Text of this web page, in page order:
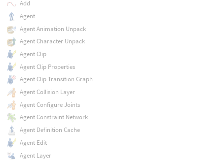
Add
Agent
Agent Animation Unpack
Agent Character Unpack
Agent Clip
Agent Clip Properties
Agent Clip Transition Graph
Agent Collision Layer
Agent Configure Joints
Agent Constraint Network
Agent Definition Cache
Agent Edit
Agent Layer